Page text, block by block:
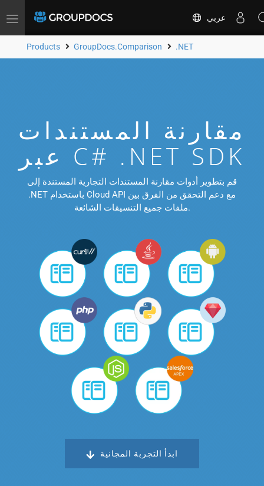
Toggle
عربي
Products GroupDocs.Comparison .NET
مقارنة المستندات
عبر C# .NET SDK
قم بتطوير أدوات مقارنة المستندات التجارية المستندة إلى
.NET باستخدام Cloud API مع دعم التحقق من الفرق بين
ملفات جميع التنسيقات الشائعة.
ابدأ التجربة المجانية